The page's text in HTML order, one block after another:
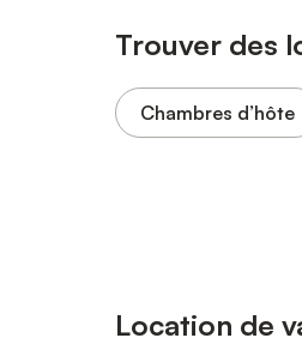
Trouver des
Chambres d’hôte
Location de